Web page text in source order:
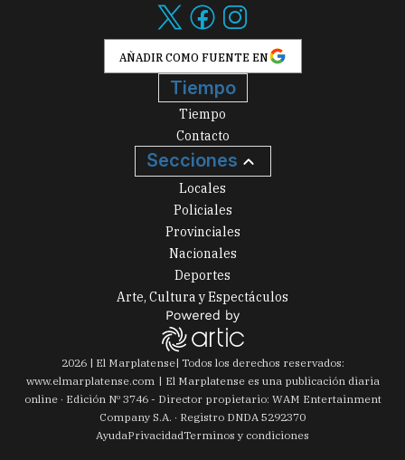
AÑADIR COMO FUENTE EN
Tiempo
Tiempo
Contacto
Secciones
Locales
Policiales
Provinciales
Nacionales
Deportes
Arte, Cultura y Espectáculos
2026| El Marplatense| Todos los derechos reservados:
www.elmarplatense.com
El Marplatense es una publicación diaria
online · Edición Nº 3746- Director propietario: WAM Entertainment
Company S.A. · Registro DNDA 5292370
AyudaPrivacidadTerminos y condiciones